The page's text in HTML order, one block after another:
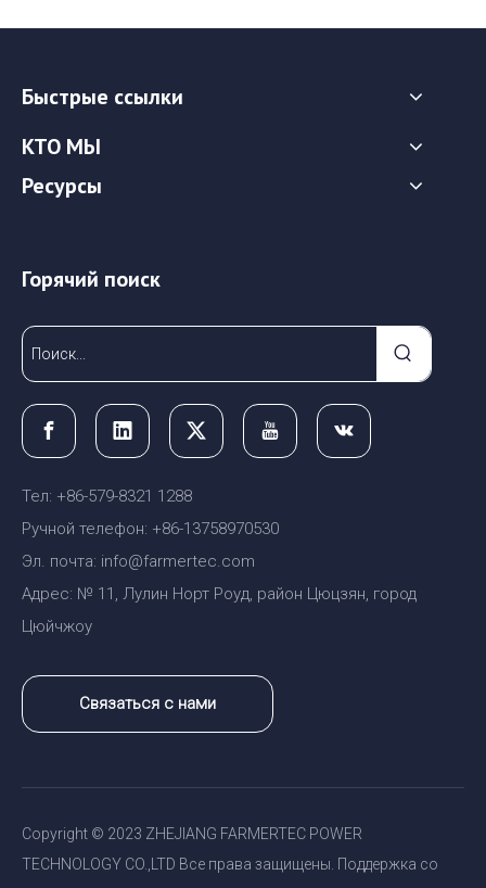
Быстрые ссылки
КТО МЫ
Ресурсы
Горячий поиск
Тел: +86-579-8321 1288
Ручной телефон: +86-13758970530
Эл. почта: info@farmertec.com
Адрес: № 11, Лулин Норт Роуд, район Цюцзян, город
Цюйчжоу
Связаться с нами
Copyright © 2023 ZHEJIANG FARMERTEC POWER
TECHNOLOGY CO.,LTD Все права защищены. Поддержка со